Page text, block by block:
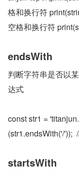
格和换行符
空格和换行符
endsWith
判断字符串是否以
达式
const str1 =
(str1.endsWith('/'));
startsWith